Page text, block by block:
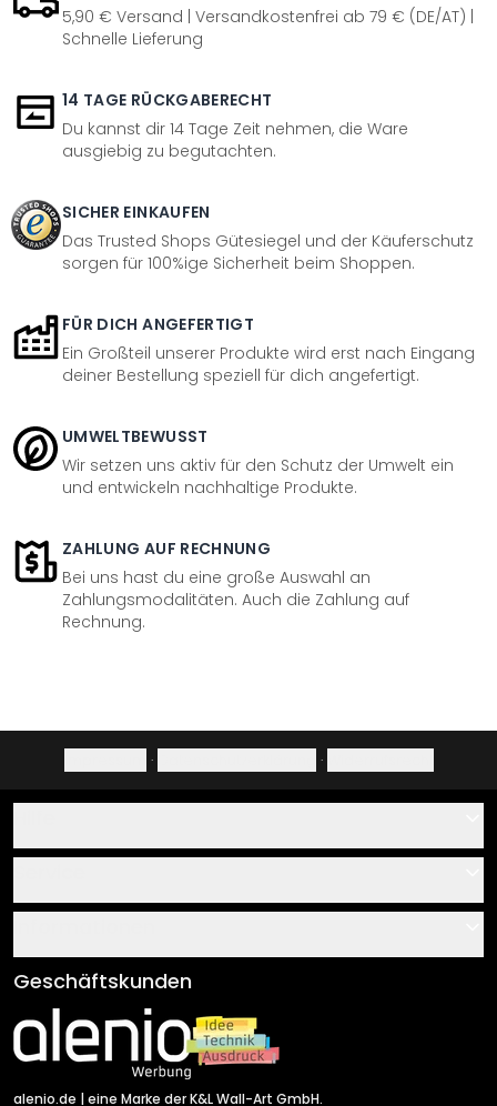
5,90 € Versand | Versandkostenfrei ab 79 € (DE/AT) |
Schnelle Lieferung
14 TAGE RÜCKGABERECHT
Du kannst dir 14 Tage Zeit nehmen, die Ware
ausgiebig zu begutachten.
SICHER EINKAUFEN
Das Trusted Shops Gütesiegel und der Käuferschutz
sorgen für 100%ige Sicherheit beim Shoppen.
FÜR DICH ANGEFERTIGT
Ein Großteil unserer Produkte wird erst nach Eingang
deiner Bestellung speziell für dich angefertigt.
UMWELTBEWUSST
Wir setzen uns aktiv für den Schutz der Umwelt ein
und entwickeln nachhaltige Produkte.
ZAHLUNG AUF RECHNUNG
Bei uns hast du eine große Auswahl an
Zahlungsmodalitäten. Auch die Zahlung auf
Rechnung.
· ·
Über uns
Klebe- und Montageanleitungen
Newsletter An-/Abmeldung
Sendungsverfolgung
AGB
Impressum
Versand & Zahlung
Rücksendung
Geschäftskunden
alenio.de | eine Marke der K&L Wall-Art GmbH.